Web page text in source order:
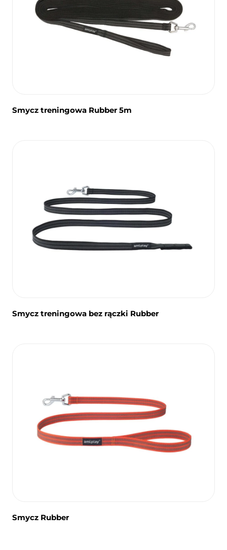
Smycz treningowa Rubber 5m
Smycz treningowa bez rączki Rubber
Smycz Rubber